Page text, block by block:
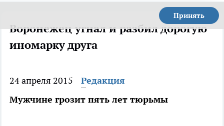
Принять
Воронежец угнал и разбил дорогую
иномарку друга
24 апреля 2015
Редакция
Мужчине грозит пять лет тюрьмы